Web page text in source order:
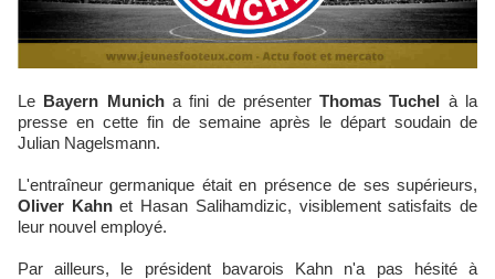
Le Bayern Munich a fini de présenterThomas Tuchel à la
presse en cette fin de semaine après le départ soudain de
Julian Nagelsmann.
L'entraîneur germanique était en présence de ses supérieurs,
Oliver Kahnet Hasan Salihamdizic, visiblement satisfaits de
leur nouvel employé.
Par ailleurs, le président bavarois Kahn n'a pas hésité à